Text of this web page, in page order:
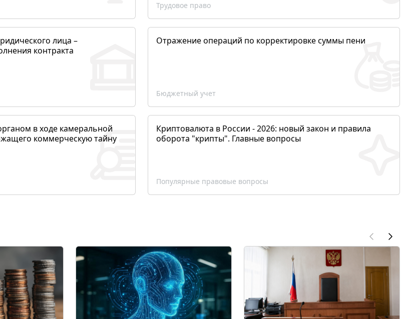
Трудовое право
лица –
контракта
Отражение операций по корректировке суммы пени
Бюджетный учет
в ходе камеральной
коммерческую тайну
Криптовалюта в России - 2026: новый закон и правила
оборота "крипты". Главные вопросы
Популярные правовые вопросы